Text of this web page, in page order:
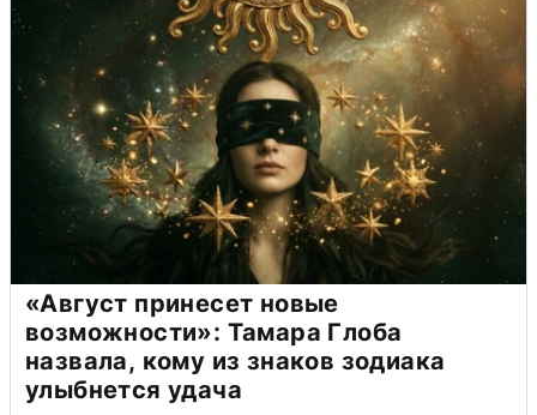
«Август принесет новые
возможности»: Тамара Глоба
назвала, кому из знаков зодиака
улыбнется удача